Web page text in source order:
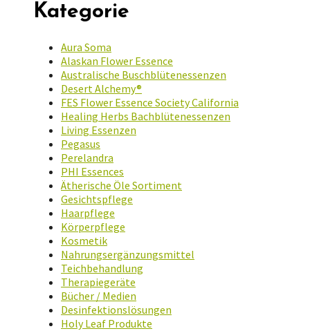
Kategorie
Aura Soma
Alaskan Flower Essence
Australische Buschblütenessenzen
Desert Alchemy®
FES Flower Essence Society California
Healing Herbs Bachblütenessenzen
Living Essenzen
Pegasus
Perelandra
PHI Essences
Ätherische Öle Sortiment
Gesichtspflege
Haarpflege
Körperpflege
Kosmetik
Nahrungsergänzungsmittel
Teichbehandlung
Therapiegeräte
Bücher / Medien
Desinfektionslösungen
Holy Leaf Produkte